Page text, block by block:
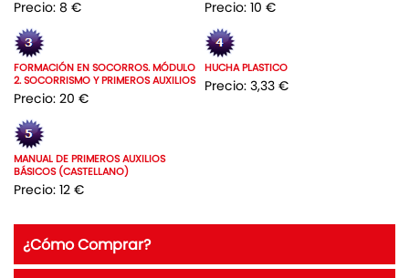
Precio: 8 € Precio: 10 €
FORMACIÓN EN SOCORROS. MÓDULO
2. SOCORRISMO Y PRIMEROS AUXILIOS
Precio: 20 €
HUCHA PLASTICO
Precio: 3,33 €
MANUAL DE PRIMEROS AUXILIOS
BÁSICOS (CASTELLANO)
Precio: 12 €
¿Cómo Comprar?